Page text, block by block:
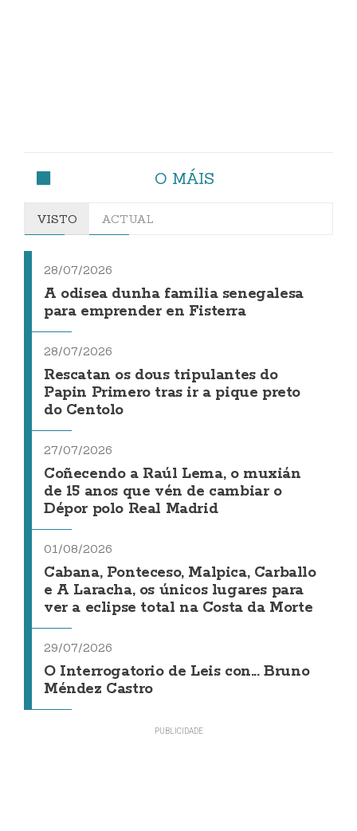
O MÁIS
VISTO ACTUAL
28/07/2026
A odisea dunha familia senegalesa
para emprender en Fisterra
28/07/2026
Rescatan os dous tripulantes do
Papin Primero tras ir a pique preto
do Centolo
27/07/2026
Coñecendo a Raúl Lema, o muxián
de 15 anos que vén de cambiar o
Dépor polo Real Madrid
01/08/2026
Cabana, Ponteceso, Malpica, Carballo
e A Laracha, os únicos lugares para
ver a eclipse total na Costa da Morte
29/07/2026
O Interrogatorio de Leis con... Bruno
Méndez Castro